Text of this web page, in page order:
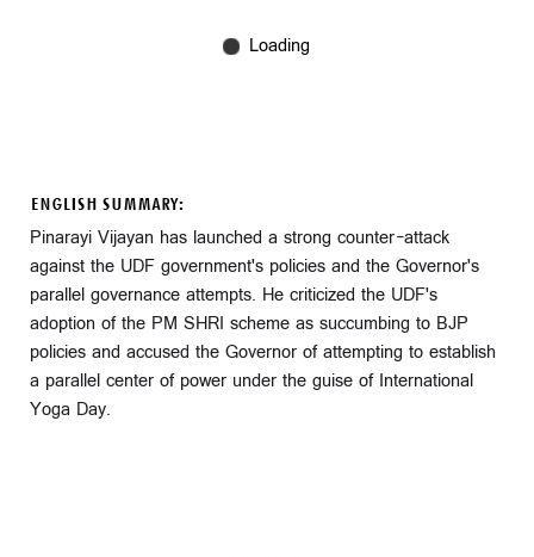
ENGLISH SUMMARY:
Pinarayi Vijayan has launched a strong counter-attack
against the UDF government's policies and the Governor's
parallel governance attempts. He criticized the UDF's
adoption of the PM SHRI scheme as succumbing to BJP
policies and accused the Governor of attempting to establish
a parallel center of power under the guise of International
Yoga Day.